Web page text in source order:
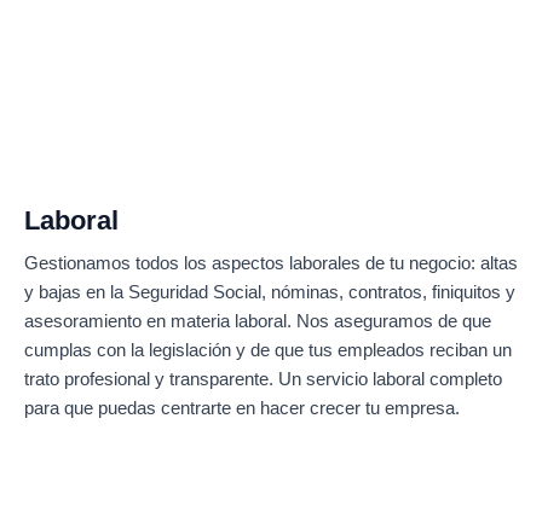
Laboral
Gestionamos todos los aspectos laborales de tu negocio: altas
y bajas en la Seguridad Social, nóminas, contratos, finiquitos y
asesoramiento en materia laboral. Nos aseguramos de que
cumplas con la legislación y de que tus empleados reciban un
trato profesional y transparente. Un servicio laboral completo
para que puedas centrarte en hacer crecer tu empresa.